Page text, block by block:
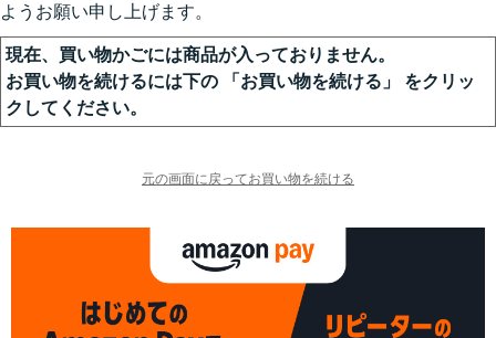
ようお願い申し上げます。
現在、買い物かごには商品が入っておりません。
お買い物を続けるには下の 「お買い物を続ける」 をクリッ
クしてください。